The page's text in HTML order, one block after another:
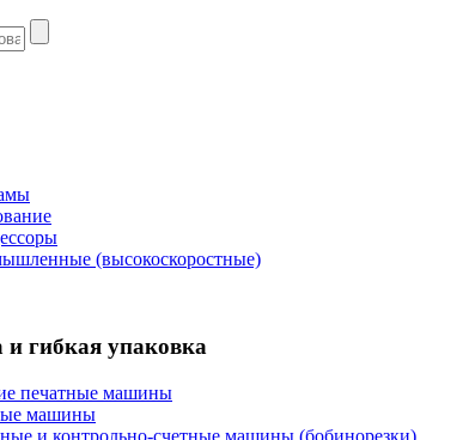
(высокоскоростные)
и гибкая упаковка
печатные машины
машины
и контрольно-счетные машины (бобинорезки)